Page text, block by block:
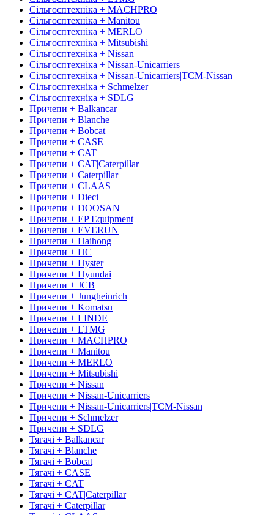
Сільгосптехніка + MACHPRO
Сільгосптехніка + Manitou
Сільгосптехніка + MERLO
Сільгосптехніка + Mitsubishi
Сільгосптехніка + Nissan
Сільгосптехніка + Nissan-Unicarriers
Сільгосптехніка + Nissan-Unicarriers|TCM-Nissan
Сільгосптехніка + Schmelzer
Сільгосптехніка + SDLG
Причепи + Balkancar
Причепи + Blanche
Причепи + Bobcat
Причепи + CASE
Причепи + CAT
Причепи + CAT|Caterpillar
Причепи + Caterpillar
Причепи + CLAAS
Причепи + Dieci
Причепи + DOOSAN
Причепи + EP Equipment
Причепи + EVERUN
Причепи + Haihong
Причепи + HC
Причепи + Hyster
Причепи + Hyundai
Причепи + JCB
Причепи + Jungheinrich
Причепи + Komatsu
Причепи + LINDE
Причепи + LTMG
Причепи + MACHPRO
Причепи + Manitou
Причепи + MERLO
Причепи + Mitsubishi
Причепи + Nissan
Причепи + Nissan-Unicarriers
Причепи + Nissan-Unicarriers|TCM-Nissan
Причепи + Schmelzer
Причепи + SDLG
Тягачі + Balkancar
Тягачі + Blanche
Тягачі + Bobcat
Тягачі + CASE
Тягачі + CAT
Тягачі + CAT|Caterpillar
Тягачі + Caterpillar